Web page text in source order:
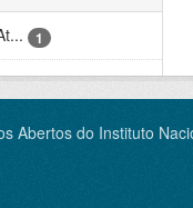
1
Abertos do Instituto